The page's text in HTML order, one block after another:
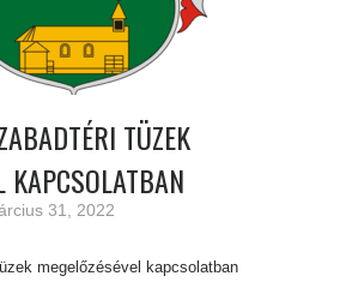
TÜZEK
KAPCSOLATBAN
31, 2022
megelőzésével kapcsolatban